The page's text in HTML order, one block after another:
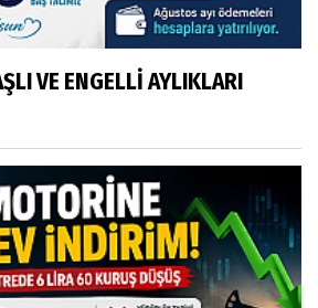
VE ENGELLİ AYLIKLARI